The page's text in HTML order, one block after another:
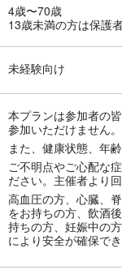
4歳〜70歳
13歳未満の方は保護
未経験向け
本プランは参加者の
参加いただけません。
また、健康状態、年
ご不明点やご心配な
ださい。主催者より
高血圧の方、心臓、
をお持ちの方、飲酒
持ちの方、妊娠中の
により安全が確保で